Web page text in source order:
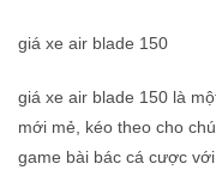
giá xe air blade 150
giá xe air blade 150 là
mới mẻ, kéo theo cho
game bài bác cá cược